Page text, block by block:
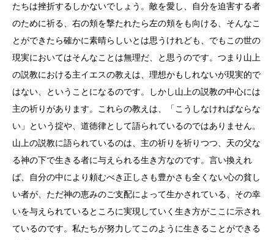
たちは挫折するしかないでしょう。敵を愛し、自分を迫害する者
のために祈る、右の頬を撃たれたら左の頬をも向ける、そんなこ
とができたら確かに素晴らしいとは思うけれども、でもこの世の
現実においてはそんなことは無理だ、と思うのです。つまり山上
の説教における主イエスの教えは、理想かもしれないが現実的で
はない、ということになるのです。しかし山上の説教の中心には
主の祈りがあります。これらの教えは、「こうしなければならな
い」という掟や、道徳律として語られているのではありません。
山上の説教に語られているのは、主の祈りを祈りつつ、天の父な
る神の下で生きる者に与えられる生き方なのです。言い換えれ
ば、自分の中により頼むべき正しさも豊かさも全くない心の貧し
い者が、ただ神の恵みのご支配によって生かされている、その幸
いを与えられているところに実現していく生き方がここに示され
ているのです。私たちが努力してこのように生きることができる